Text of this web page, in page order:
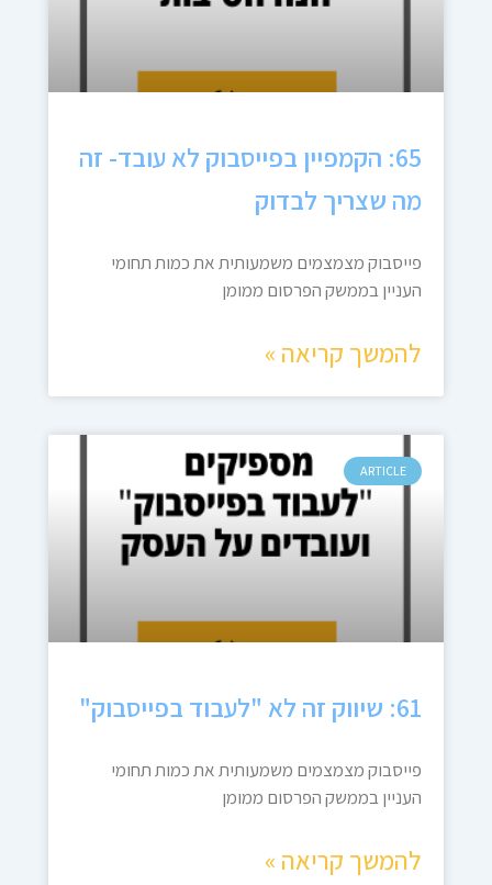
65: הקמפיין בפייסבוק לא עובד- זה
מה שצריך לבדוק
פייסבוק מצמצמים משמעותית את כמות תחומי
העניין בממשק הפרסום ממומן
להמשך קריאה »
ARTICLE
61: שיווק זה לא "לעבוד בפייסבוק"
פייסבוק מצמצמים משמעותית את כמות תחומי
העניין בממשק הפרסום ממומן
להמשך קריאה »